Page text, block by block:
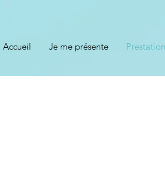
Accueil Je me présente